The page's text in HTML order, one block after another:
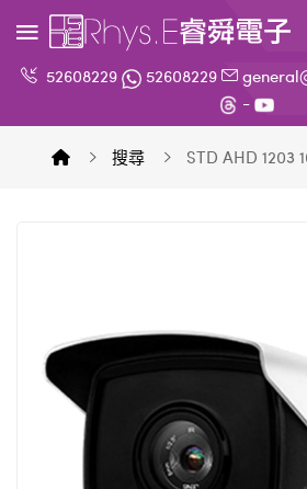
52608229 52608229
-
搜尋 STD AHD 1203